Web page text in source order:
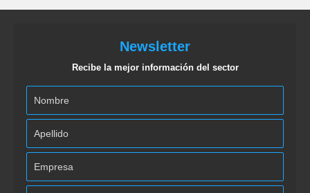
Newsletter
Recibe la mejor información del sector